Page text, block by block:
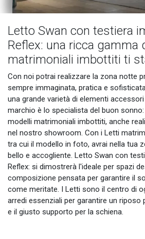
Letto Swan con testiera
Reflex: una ricca gamma
matrimoniali imbottiti ti
Con noi potrai realizzare la zona notte
sempre immaginata, pratica e
una grande varietà di elementi
marchio è lo specialista del buon
modelli matrimoniali imbottiti, anche
nel nostro showroom. Con i Letti
tra cui il modello in foto, avrai nella tua
bello e accogliente. Letto Swan con
Reflex: si dimostrerà l'ideale per spazi
composizione pensata per garantire il
come meritate. I Letti sono il centro di
arredi essenziali per garantire un
e il giusto supporto per la schiena.